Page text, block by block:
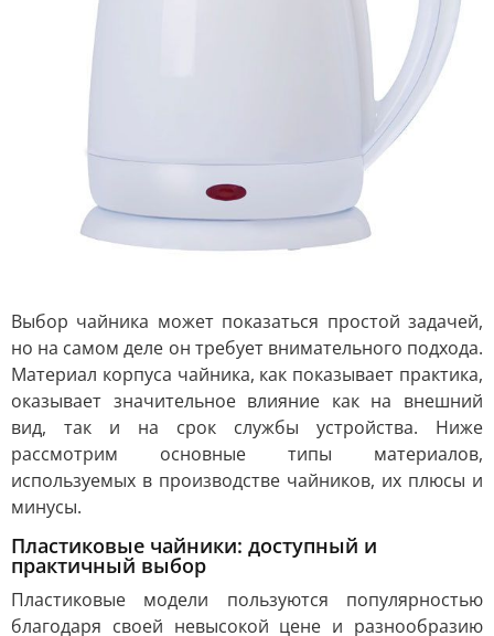
Выбор чайника может показаться простой задачей,
но на самом деле он требует внимательного подхода.
Материал корпуса чайника, как показывает практика,
оказывает значительное влияние как на внешний
вид, так и на срок службы устройства. Ниже
рассмотрим основные типы материалов,
используемых в производстве чайников, их плюсы и
минусы.
Пластиковые чайники: доступный и
практичный выбор
Пластиковые модели пользуются популярностью
благодаря своей невысокой цене и разнообразию